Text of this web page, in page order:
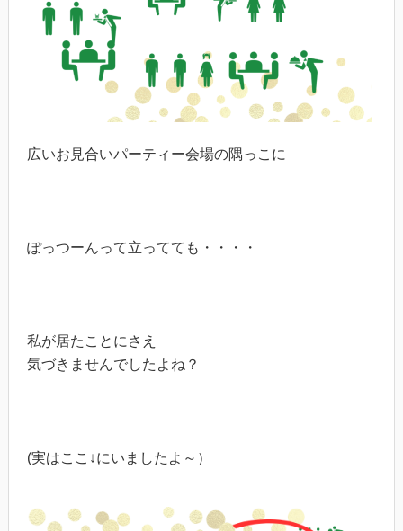
広いお見合いパーティー会場の隅っこに
ぽっつーんって立ってても・・・・
私が居たことにさえ
気づきませんでしたよね？
(実はここ↓にいましたよ～）